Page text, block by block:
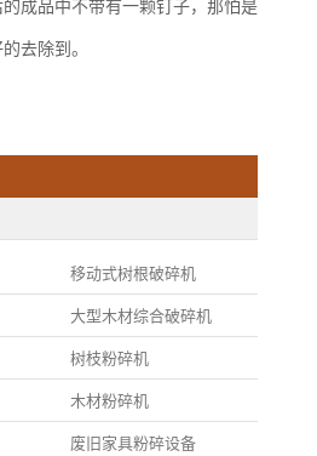
成品中不带有一颗钉子，那怕是
去除到。
移动式树根破碎机
大型木材综合破碎机
树枝粉碎机
木材粉碎机
废旧家具粉碎设备